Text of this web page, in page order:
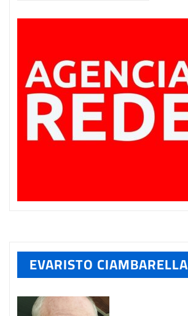
EVARISTO CIAMBARELLA